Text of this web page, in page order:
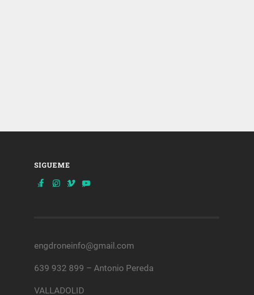
SÍGUEME
engdroneinfo@gmail.com
639 932 899 – Antonio Pereda
VALLADOLID